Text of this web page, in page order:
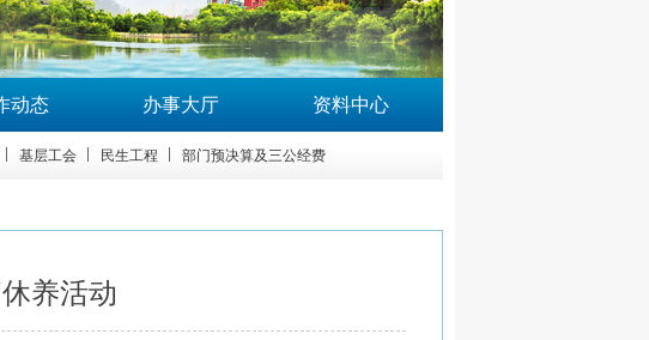
动态 办事大厅 资料中心
基层工会 民生工程 部门预决算及三公经费
养活动